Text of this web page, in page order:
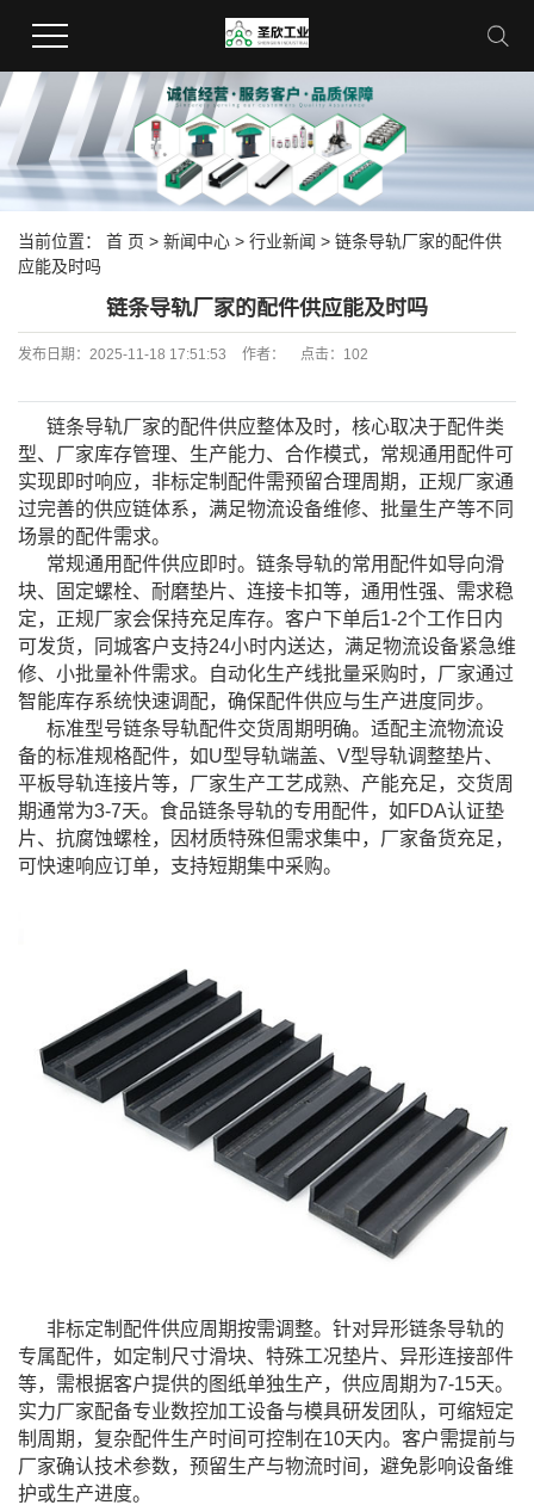
当前位置： 首 页 > 新闻中心 > 行业新闻 > 链条导轨厂家的配件供
应能及时吗
链条导轨厂家的配件供应能及时吗
发布日期： 2025-11-18 17:51:53 作者： 点击： 102
链条导轨厂家的配件供应整体及时，核心取决于配件类
型、厂家库存管理、生产能力、合作模式，常规通用配件可
实现即时响应，非标定制配件需预留合理周期，正规厂家通
过完善的供应链体系，满足物流设备维修、批量生产等不同
场景的配件需求。
常规通用配件供应即时。链条导轨的常用配件如导向滑
块、固定螺栓、耐磨垫片、连接卡扣等，通用性强、需求稳
定，正规厂家会保持充足库存。客户下单后1-2个工作日内
可发货，同城客户支持24小时内送达，满足物流设备紧急维
修、小批量补件需求。自动化生产线批量采购时，厂家通过
智能库存系统快速调配，确保配件供应与生产进度同步。
标准型号链条导轨配件交货周期明确。适配主流物流设
备的标准规格配件，如U型导轨端盖、V型导轨调整垫片、
平板导轨连接片等，厂家生产工艺成熟、产能充足，交货周
期通常为3-7天。食品链条导轨的专用配件，如FDA认证垫
片、抗腐蚀螺栓，因材质特殊但需求集中，厂家备货充足，
可快速响应订单，支持短期集中采购。
非标定制配件供应周期按需调整。针对异形链条导轨的
专属配件，如定制尺寸滑块、特殊工况垫片、异形连接部件
等，需根据客户提供的图纸单独生产，供应周期为7-15天。
实力厂家配备专业数控加工设备与模具研发团队，可缩短定
制周期，复杂配件生产时间可控制在10天内。客户需提前与
厂家确认技术参数，预留生产与物流时间，避免影响设备维
护或生产进度。